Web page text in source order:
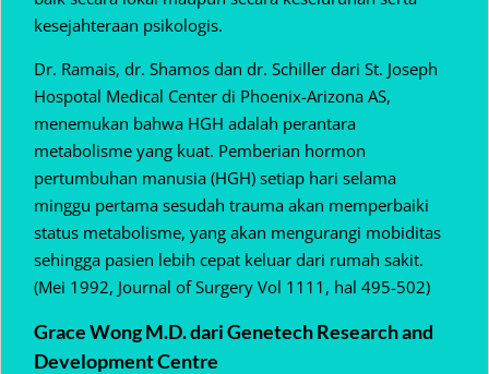
kesejahteraan psikologis.
Dr. Ramais, dr. Shamos dan dr. Schiller dari St. Joseph
Hospotal Medical Center di Phoenix-Arizona AS,
menemukan bahwa HGH adalah perantara
metabolisme yang kuat. Pemberian hormon
pertumbuhan manusia (HGH) setiap hari selama
minggu pertama sesudah trauma akan memperbaiki
status metabolisme, yang akan mengurangi mobiditas
sehingga pasien lebih cepat keluar dari rumah sakit.
(Mei 1992, Journal of Surgery Vol 1111, hal 495-502)
Grace Wong M.D. dari Genetech Research and
Development Centre